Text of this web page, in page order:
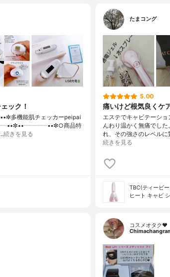
ック！
機能肌チェッカーpeipai
商品特
続きを見る
たまコング
5.00
痛いけど根気良くケ
エステでキャビテーシ
んわり温かく無痛でした
れ、その強さのレベル
続きを見る
TBC(ティービ
ヒート キャビ
コスメオタク♥︎